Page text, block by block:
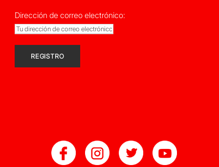
Dirección de correo electrónico: